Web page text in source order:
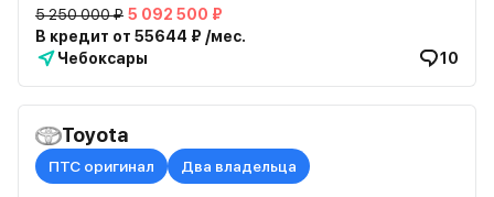
5 250 000 ₽ 5 092 500 ₽
В кредит от 55644 ₽ /мес.
Чебоксары
10
Toyota
ПТС оригинал Два владельца